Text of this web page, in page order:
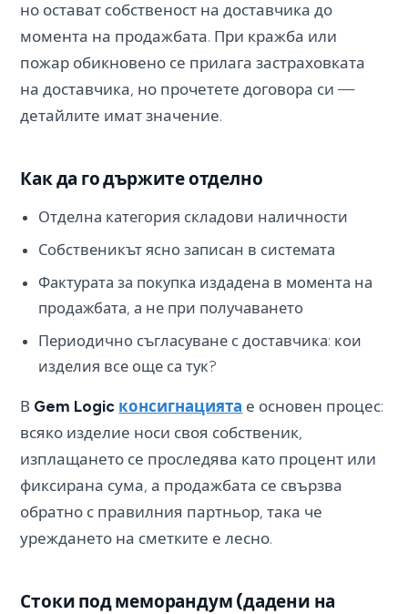
но остават собственост на доставчика до
момента на продажбата. При кражба или
пожар обикновено се прилага застраховката
на доставчика, но прочетете договора си —
детайлите имат значение.
Как да го държите отделно
Отделна категория складови наличности
Собственикът ясно записан в системата
Фактурата за покупка издадена в момента на
продажбата, а не при получаването
Периодично съгласуване с доставчика: кои
изделия все още са тук?
В Gem Logic консигнацията е основен процес:
всяко изделие носи своя собственик,
изплащането се проследява като процент или
фиксирана сума, а продажбата се свързва
обратно с правилния партньор, така че
уреждането на сметките е лесно.
Стоки под меморандум (дадени на